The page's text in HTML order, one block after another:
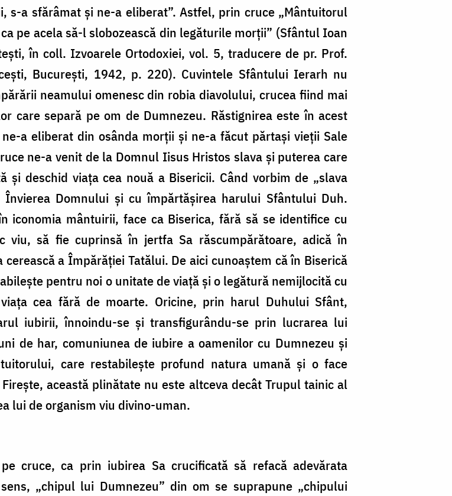
s-a sfărâmat şi ne-a eliberat”. Astfel, prin cruce „Mântuitorul
pe acela să-l slobozească din legăturile morţii” (Sfântul Ioan
în coll. Izvoarele Ortodoxiei, vol. 5, traducere de pr. Prof.
Bucureşti, 1942, p. 220). Cuvintele Sfântului Ierarh nu
neamului omenesc din robia diavolului, crucea fiind mai
care separă pe om de Dumnezeu. Răstignirea este în acest
a eliberat din osânda morţii şi ne-a făcut părtaşi vieţii Sale
ne-a venit de la Domnul Iisus Hristos slava şi puterea care
şi deschid viaţa cea nouă a Bisericii. Când vorbim de „slava
Domnului şi cu împărtăşirea harului Sfântului Duh.
iconomia mântuirii, face ca Biserica, fără să se identifice cu
viu, să fie cuprinsă în jertfa Sa răscumpărătoare, adică în
a Împărăţiei Tatălui. De aici cunoaştem că în Biserică
pentru noi o unitate de viaţă şi o legătură nemijlocită cu
cea fără de moarte. Oricine, prin harul Duhului Sfânt,
iubirii, înnoindu-se şi transfigurându-se prin lucrarea lui
de har, comuniunea de iubire a oamenilor cu Dumnezeu şi
care restabileşte profund natura umană şi o face
această plinătate nu este altceva decât Trupul tainic al
lui de organism viu divino-uman.
cruce, ca prin iubirea Sa crucificată să refacă adevărata
„chipul lui Dumnezeu” din om se suprapune „chipului